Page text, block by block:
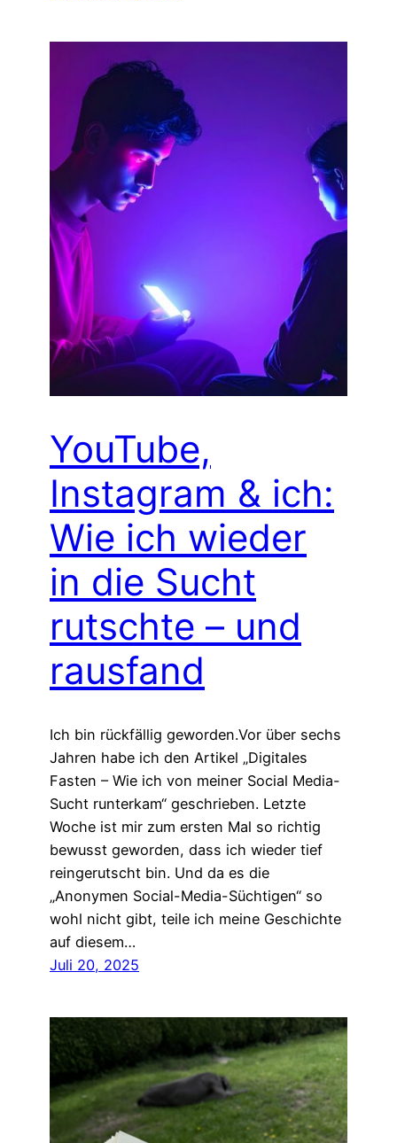
YouTube,
Instagram & ich:
Wie ich wieder
in die Sucht
rutschte – und
rausfand
Ich bin rückfällig geworden.Vor über sechs
Jahren habe ich den Artikel „Digitales
Fasten – Wie ich von meiner Social Media-
Sucht runterkam“ geschrieben. Letzte
Woche ist mir zum ersten Mal so richtig
bewusst geworden, dass ich wieder tief
reingerutscht bin. Und da es die
„Anonymen Social-Media-Süchtigen“ so
wohl nicht gibt, teile ich meine Geschichte
auf diesem…
Juli 20, 2025